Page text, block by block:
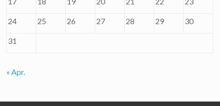
24 25 26 27 28 29 30
31
« Apr.